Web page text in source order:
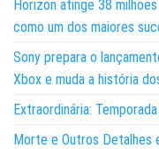
Horizon atinge 38
como um dos maiores
Sony prepara o
Xbox e muda a história
Extraordinária:
Morte e Outros Detalhes